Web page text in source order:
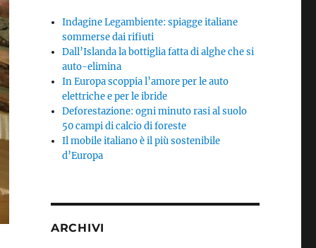
Indagine Legambiente: spiagge italiane
sommerse dai rifiuti
Dall’Islanda la bottiglia fatta di alghe che si
auto-elimina
In Europa scoppia l’amore per le auto
elettriche e per le ibride
Deforestazione: ogni minuto rasi al suolo
50 campi di calcio di foreste
Il mobile italiano è il più sostenibile
d’Europa
ARCHIVI